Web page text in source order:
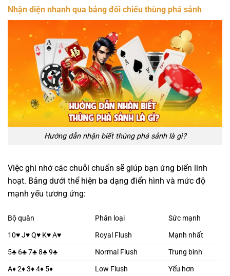
Nhận diện nhanh qua bảng đối chiếu thùng phá sảnh
Hướng dẫn nhận biết thùng phá sảnh là gì?
Việc ghi nhớ các chuỗi chuẩn sẽ giúp bạn ứng biến linh
hoạt. Bảng dưới thể hiện ba dạng điển hình và mức độ
mạnh yếu tương ứng:
Bộ quân Phân loại
Sức mạnh
10♥ J♥ Q♥ K♥ A♥
Royal Flush
Mạnh nhất
5♣ 6♣ 7♣ 8♣ 9♣
Normal Flush
Trung bình
A♦ 2♦ 3♦ 4♦ 5♦
Low Flush Yếu hơn